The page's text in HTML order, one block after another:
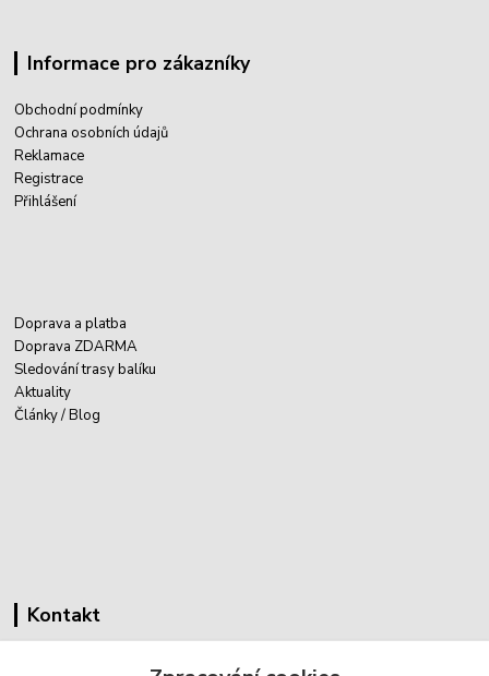
Informace pro zákazníky
Obchodní podmínky
Ochrana osobních údajů
Reklamace
Registrace
Přihlášení
Doprava a platba
Doprava ZDARMA
Sledování trasy balíku
Aktuality
Články / Blog
Kontakt